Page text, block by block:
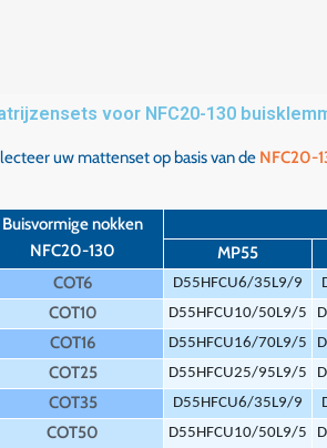
voor NFC20-130
uw mattenset op basis van de NFC20-
Buisvormige nokken
NFC20-130
MP55
COT6
D55HFCU6/35L9/9
COT10 D55HFCU10/50L9/5
COT16 D55HFCU16/70L9/5
COT25 D55HFCU25/95L9/5
COT35 D55HFCU6/35L9/9
COT50 D55HFCU10/50L9/5